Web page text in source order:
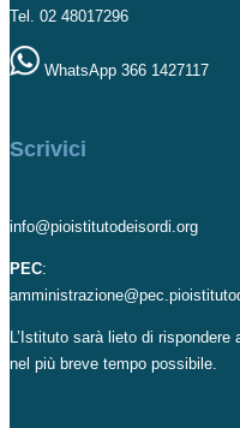
Tel. 02 48017296
WhatsApp 366 1427117
Scrivici
info@pioistitutodeisordi.org
PEC:
L’Istituto sarà lieto di
nel più breve tempo possibile.